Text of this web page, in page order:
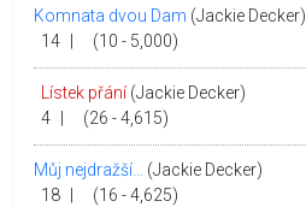
Komnata dvou Dam (Jackie Decker)
14
(10 - 5,000)
Lístek přání(Jackie Decker)
4
(26 - 4,615)
Můj nejdražší… (Jackie Decker)
18
(16 - 4,625)